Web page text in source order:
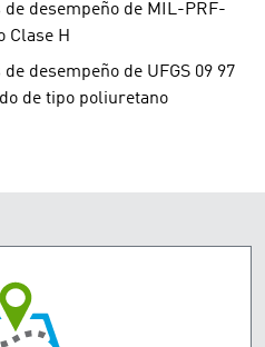
desempeño de MIL-PRF-
Clase H
desempeño de UFGS 09 97
de tipo poliuretano